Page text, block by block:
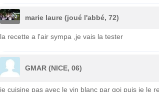
marie laure (joué l'abbé, 72)
la recette a l'air sympa ,je vais la tester
GMAR (NICE, 06)
je cuisine pas avec le vin blanc par qoi puis je le